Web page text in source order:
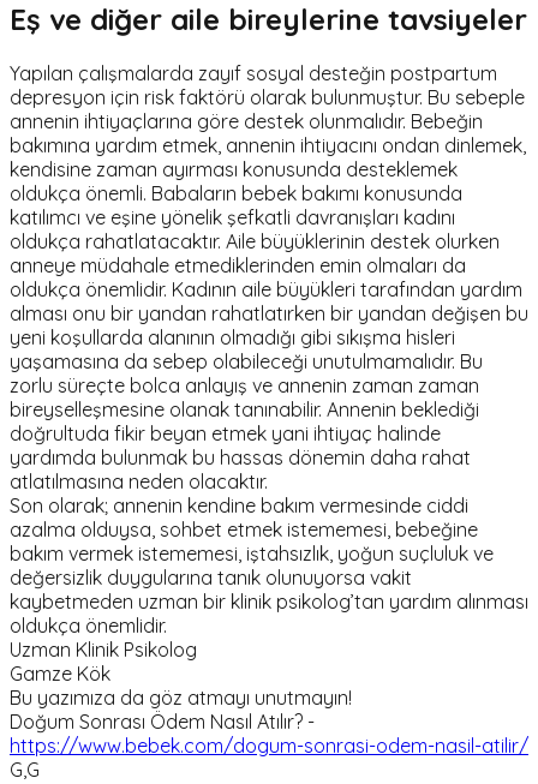
Eş ve diğer aile bireylerine tavsiyeler
Yapılan çalışmalarda zayıf sosyal desteğin postpartum
depresyon için risk faktörü olarak bulunmuştur. Bu sebeple
annenin ihtiyaçlarına göre destek olunmalıdır. Bebeğin
bakımına yardım etmek, annenin ihtiyacını ondan dinlemek,
kendisine zaman ayırması konusunda desteklemek
oldukça önemli. Babaların bebek bakımı konusunda
katılımcı ve eşine yönelik şefkatli davranışları kadını
oldukça rahatlatacaktır. Aile büyüklerinin destek olurken
anneye müdahale etmediklerinden emin olmaları da
oldukça önemlidir. Kadının aile büyükleri tarafından yardım
alması onu bir yandan rahatlatırken bir yandan değişen bu
yeni koşullarda alanının olmadığı gibi sıkışma hisleri
yaşamasına da sebep olabileceği unutulmamalıdır. Bu
zorlu süreçte bolca anlayış ve annenin zaman zaman
bireyselleşmesine olanak tanınabilir. Annenin beklediği
doğrultuda fikir beyan etmek yani ihtiyaç halinde
yardımda bulunmak bu hassas dönemin daha rahat
atlatılmasına neden olacaktır.
Son olarak; annenin kendine bakım vermesinde ciddi
azalma olduysa, sohbet etmek istememesi, bebeğine
bakım vermek istememesi, iştahsızlık, yoğun suçluluk ve
değersizlik duygularına tanık olunuyorsa vakit
kaybetmeden uzman bir klinik psikolog’tan yardım alınması
oldukça önemlidir.
Uzman Klinik Psikolog
Gamze Kök
Bu yazımıza da göz atmayı unutmayın!
Doğum Sonrası Ödem Nasıl Atılır? -
https://www.bebek.com/dogum-sonrasi-odem-nasil-atilir/
G,G